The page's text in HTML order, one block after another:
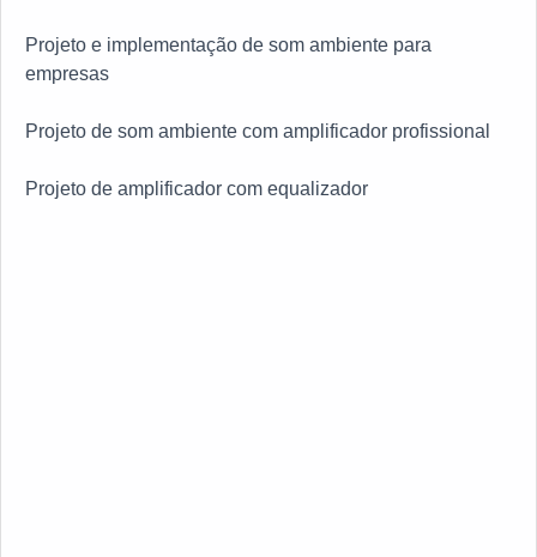
Projeto e implementação de som ambiente para
empresas
Projeto de som ambiente com amplificador profissional
Projeto de amplificador com equalizador